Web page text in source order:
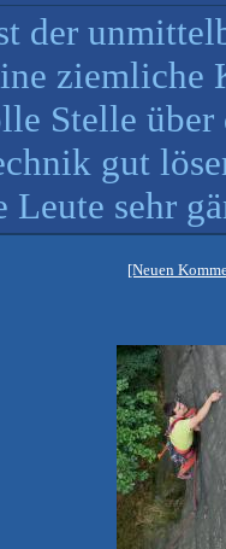
der
ziemliche
Stelle
gut
Leute sehr
[Neuen